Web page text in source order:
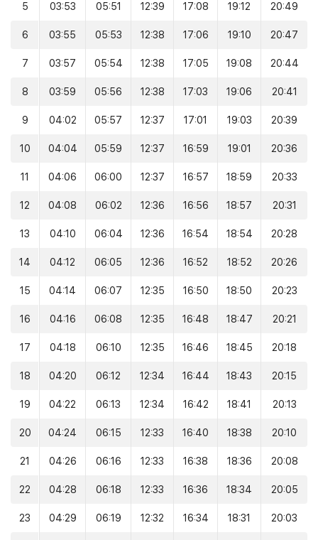
5 03:53 05:51 12:39 17:08 19:12 20:49
6 03:55 05:53 12:38 17:06 19:10 20:47
7 03:57 05:54 12:38 17:05 19:08 20:44
8 03:59 05:56 12:38 17:03 19:06 20:41
9 04:02 05:57 12:37 17:01 19:03 20:39
10 04:04 05:59 12:37 16:59 19:01 20:36
11 04:06 06:00 12:37 16:57 18:59 20:33
12 04:08 06:02 12:36 16:56 18:57 20:31
13 04:10 06:04 12:36 16:54 18:54 20:28
14 04:12 06:05 12:36 16:52 18:52 20:26
15 04:14 06:07 12:35 16:50 18:50 20:23
16 04:16 06:08 12:35 16:48 18:47 20:21
17 04:18 06:10 12:35 16:46 18:45 20:18
18 04:20 06:12 12:34 16:44 18:43 20:15
19 04:22 06:13 12:34 16:42 18:41 20:13
20 04:24 06:15 12:33 16:40 18:38 20:10
21 04:26 06:16 12:33 16:38 18:36 20:08
22 04:28 06:18 12:33 16:36 18:34 20:05
23 04:29 06:19 12:32 16:34 18:31 20:03